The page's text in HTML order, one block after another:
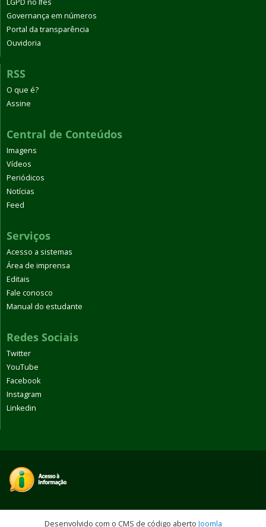
LGPD no Ifes
Governança em números
Portal da transparência
Ouvidoria
RSS
O que é?
Assine
Central de Conteúdos
Imagens
Vídeos
Periódicos
Notícias
Feed
Serviços
Acesso a sistemas
Área de imprensa
Editais
Fale conosco
Manual do estudante
Redes Sociais
Twitter
YouTube
Facebook
Instagram
Linkedin
Desenvolvido com o CMS de código aberto Joomla